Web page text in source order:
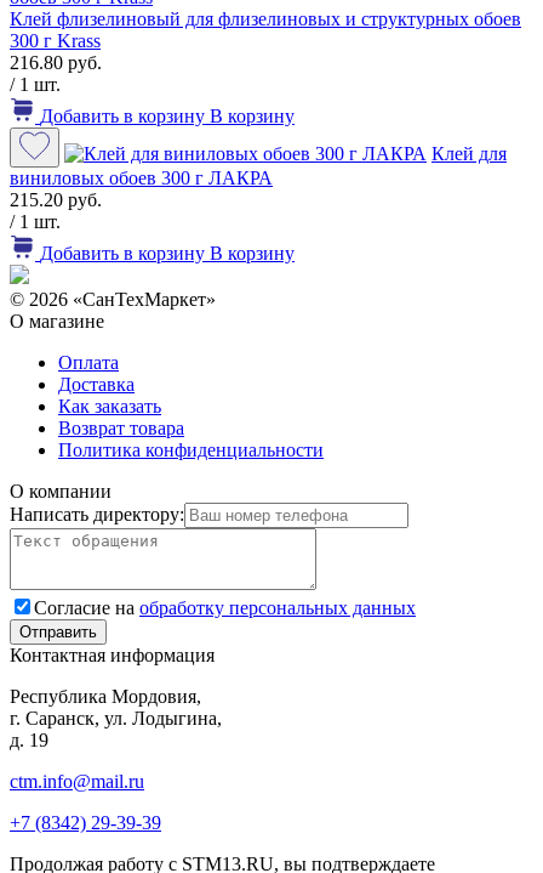
Клей флизелиновый для флизелиновых и структурных обоев
300 г Krass
216.80 руб.
/ 1 шт.
Добавить в корзину В корзину
Клей для
виниловых обоев 300 г ЛАКРА
215.20 руб.
/ 1 шт.
Добавить в корзину В корзину
© 2026 «СанТехМаркет»
О магазине
Оплата
Доставка
Как заказать
Возврат товара
Политика конфиденциальности
О компании
Написать директору:
Согласие на обработку персональных данных
Контактная информация
Республика Мордовия,
г. Саранск, ул. Лодыгина,
д. 19
ctm.info@mail.ru
+7 (8342) 29-39-39
Продолжая работу с STM13.RU, вы подтверждаете